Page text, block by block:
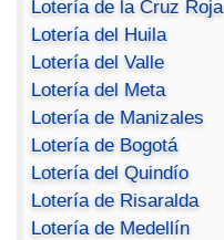
Lotería de la Cruz Roja
Lotería del Huila
Lotería del Valle
Lotería del Meta
Lotería de Manizales
Lotería de Bogotá
Lotería del Quindío
Lotería de Risaralda
Lotería de Medellín